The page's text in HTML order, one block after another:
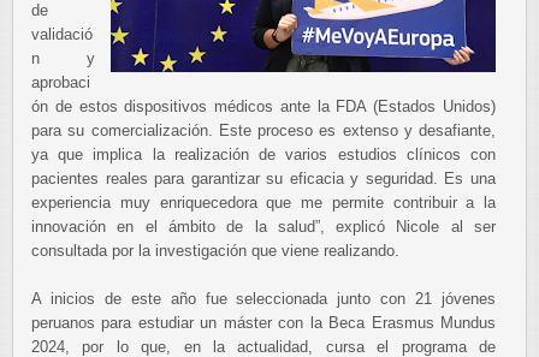
de
validació
n y
aprobaci
ón de estos dispositivos médicos ante la FDA (Estados Unidos)
para su comercialización. Este proceso es extenso y desafiante,
ya que implica la realización de varios estudios clínicos con
pacientes reales para garantizar su eficacia y seguridad. Es una
experiencia muy enriquecedora que me permite contribuir a la
innovación en el ámbito de la salud”, explicó Nicole al ser
consultada por la investigación que viene realizando.
A inicios de este año fue seleccionada junto con 21 jóvenes
peruanos para estudiar un máster con la Beca Erasmus Mundus
2024, por lo que, en la actualidad, cursa el programa de